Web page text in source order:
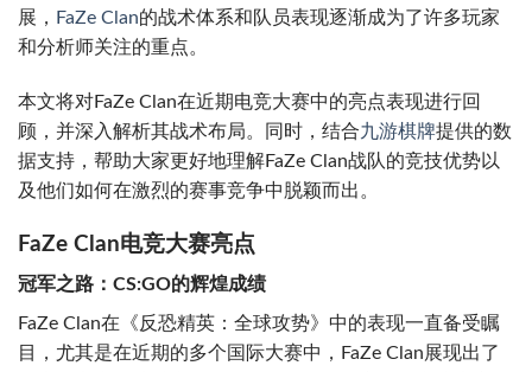
展，
FaZe Clan的战术体系和队员表现逐渐成为了许多玩家
和分析师关注的重点。
本文将对FaZe Clan在近期电竞大赛中的亮点表现进行回
顾，并深入解析其战术布局。同时，结合九游棋牌提供的数
据支持，帮助大家更好地理解FaZe Clan战队的竞技优势以
及他们如何在激烈的赛事竞争中脱颖而出。
FaZe Clan电竞大赛亮点
冠军之路：CS:GO的辉煌成绩
FaZe Clan在《反恐精英：全球攻势》中的表现一直备受瞩
目，尤其是在近期的多个国际大赛中，FaZe Clan展现出了